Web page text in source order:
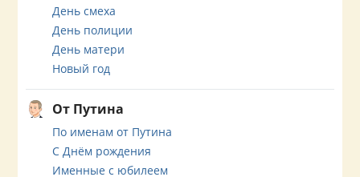
День смеха
День полиции
День матери
Новый год
От Путина
По именам от Путина
С Днём рождения
Именные с юбилеем